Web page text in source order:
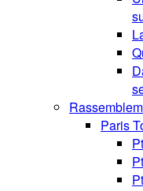
Paris